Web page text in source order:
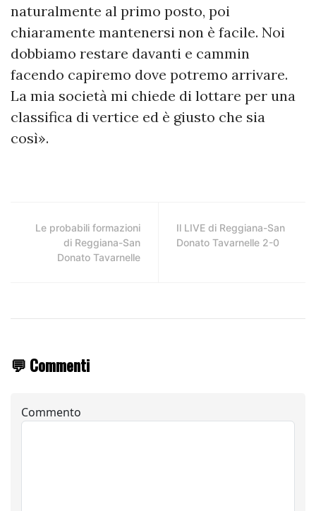
naturalmente al primo posto, poi
chiaramente mantenersi non è facile. Noi
dobbiamo restare davanti e cammin
facendo capiremo dove potremo arrivare.
La mia società mi chiede di lottare per una
classifica di vertice ed è giusto che sia
così».
Le probabili formazioni
di Reggiana-San
Donato Tavarnelle
Il LIVE di Reggiana-San
Donato Tavarnelle 2-0
💬 Commenti